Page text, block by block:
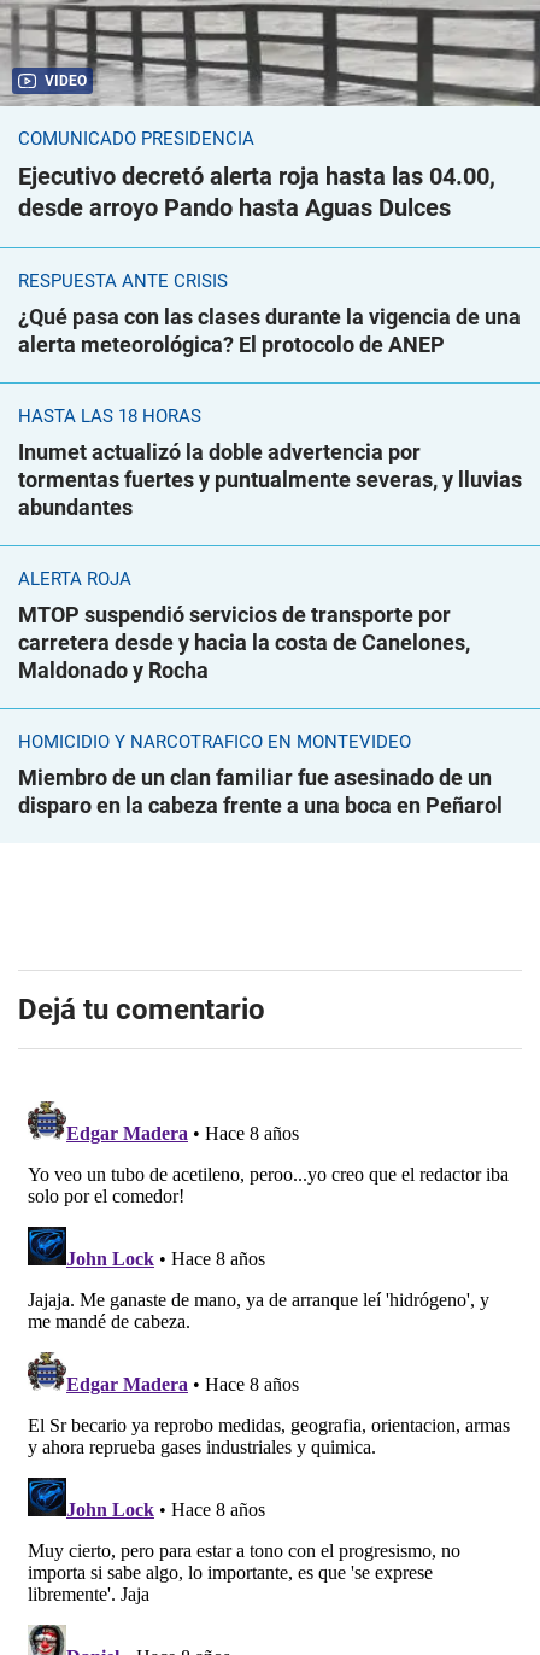
VIDEO
COMUNICADO PRESIDENCIA
Ejecutivo decretó alerta roja hasta las 04.00,
desde arroyo Pando hasta Aguas Dulces
RESPUESTA ANTE CRISIS
¿Qué pasa con las clases durante la vigencia de una
alerta meteorológica? El protocolo de ANEP
HASTA LAS 18 HORAS
Inumet actualizó la doble advertencia por
tormentas fuertes y puntualmente severas, y lluvias
abundantes
ALERTA ROJA
MTOP suspendió servicios de transporte por
carretera desde y hacia la costa de Canelones,
Maldonado y Rocha
HOMICIDIO Y NARCOTRÁFICO EN MONTEVIDEO
Miembro de un clan familiar fue asesinado de un
disparo en la cabeza frente a una boca en Peñarol
Dejá tu comentario